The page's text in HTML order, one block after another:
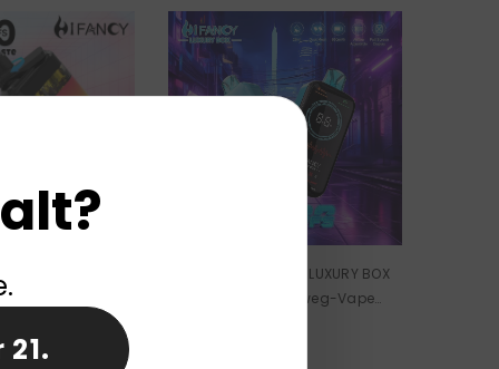
TWINS 35000
E-Zigarette
EU-Lager HIFANCY LUXURY BOX
18000 Züge Einweg-Vape